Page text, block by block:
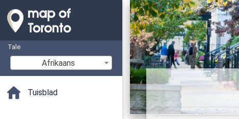
Tale
Afrikaans
Tuisblad